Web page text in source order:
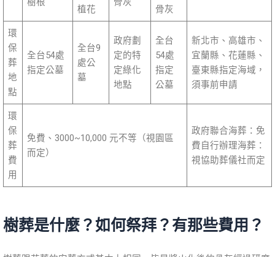
植花
骨灰
環
保
葬
地
點
全台54處
指定公墓
全台9
處公
墓
政府劃
定的特
定綠化
地點
全台
54處
指定
公墓
新北市、高雄市、
宜蘭縣、花蓮縣、
臺東縣指定海域，
須事前申請
環
保
葬
費
用
免費、3000~10,000 元不等（視園區
而定）
政府聯合海葬：免
費自行辦理海葬：
視協助葬儀社而定
樹葬是什麼？如何祭拜？有那些費用？